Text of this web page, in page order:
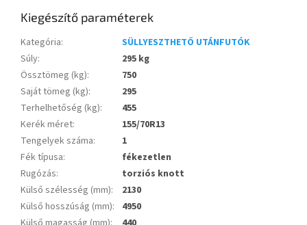
Kiegészítő paraméterek
Kategória:
SÜLLYESZTHETŐ UTÁNFUTÓK
Súly:
295 kg
Össztömeg (kg):
750
Saját tömeg (kg):
295
Terhelhetőség (kg):
455
Kerék méret:
155/70R13
Tengelyek száma:
1
Fék típusa:
fékezetlen
Rugózás:
torziós knott
Külső szélesség (mm):
2130
Külső hosszúság (mm):
4950